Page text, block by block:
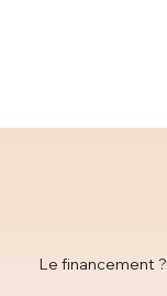
Le financement ?